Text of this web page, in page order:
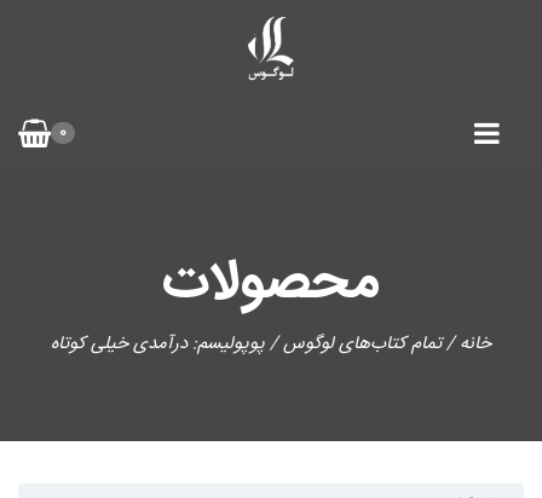
0
محصولات
خانه/تمام کتاب‌های لوگوس/ پوپولیسم: درآمدی خیلی کوتاه